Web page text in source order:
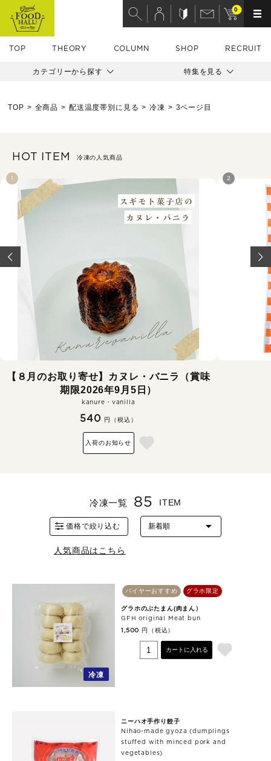
TOP THEORY COLUMN SHOP RECRUIT
0
カテゴリーから探す 特集を見る
TOP 全商品 配送温度帯別に見る 冷凍 3ページ目
HOT ITEM 冷凍の人気商品
1
【８月のお取り寄せ】カヌレ・バニラ（賞味
期限2026年9月5日）
kanure・vanilla
540 円（税込）
入荷のお知らせ
2
冷凍一覧 85 ITEM
価格で絞り込む
人気商品はこちら
冷凍
バイヤーおすすめ グラホ限定
グラホのぶたまん(肉まん）
GFH original Meat bun
1,500 円（税込）
カートに入れる
ニーハオ手作り餃子
Nihao-made gyoza (dumplings
stuffed with minced pork and
vegetables)